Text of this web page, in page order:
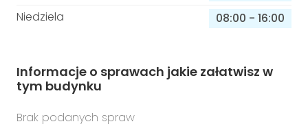
Niedziela
08:00 - 16:00
Informacje o sprawach jakie załatwisz w
tym budynku
Brak podanych spraw